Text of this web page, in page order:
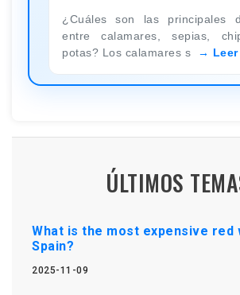
¿Cuáles son las principales
entre calamares, sepias,
potas? Los calamares s
ÚLTIMOS
What is the most expensive red
Spain?
2025-11-09